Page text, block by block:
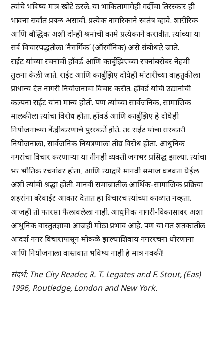
त्यांचे भविष्य मात्र खोटे ठरले. या भाकितांमागेही गर्दीचा तिरस्कार ही
भावना सर्वांत प्रबळ असावी. प्रत्येक नागरिकाने स्वतंत्र व्हावे. शारीरिक
आणि बौद्धिक अशी दोन्ही श्रमांची कामे प्रत्येकाने करावीत. त्यांच्या या
सर्व विचारपद्धतीला ‘नैसर्गिक’ (ऑरगॅनिक) असे संबोधले जाते.
राईट यांच्या रचनांची हॉवर्ड आणि कार्बुझिएच्या रचनांबरोबर नेहमी
तुलना केली जाते. राईट आणि कार्बुझिए दोघेही मोटारींच्या वाहतुकीला
प्राधान्य देत नागरी नियोजनाचा विचार करीत. हॉवर्ड यांची उद्यानांची
कल्पना राईट यांना मान्य होती. पण त्यांच्या सार्वजनिक, सामाजिक
मालकीला त्यांचा विरोध होता. हॉवर्ड आणि कार्बुझिए हे दोघेही
नियोजनाच्या केंद्रीकरणाचे पुरस्कर्ते होते. तर राईट यांचा सरकारी
नियोजनाला, सार्वजनिक नियंत्रणाला तीव्र विरोध होता. आधुनिक
नगरांचा विचार करणाऱ्या या तीनही व्यक्ती जगभर प्रसिद्ध झाल्या. त्यांचा
भर भौतिक रचनांवर होता, आणि त्याद्वारे मानवी समाज घडवता येईल
अशी त्यांची श्रद्धा होती. मानवी समाजातील आर्थिक-सामाजिक प्रक्रिया
शहरांना बरेवाईट आकार देतात हा विचारच त्यांच्या काळात नव्हता.
आजही तो फारसा फैलावलेला नाही. आधुनिक नागरी-विकासावर अशा
आधुनिक वास्तुतज्ञांचा आजही मोठा प्रभाव आहे. पण या गत शतकातील
आदर्श नगर विचारापासून मोकळे झाल्याशिवाय नगररचना धोरणांना
आणि नियोजनाला वास्तवात भविष्य नाही हे मात्र नक्की!
संदर्भ: The City Reader, R. T. Legates and F. Stout, (Eas)
1996, Routledge, London and New York.